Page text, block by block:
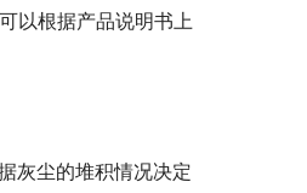
以根据产品说明书上
灰尘的堆积情况决定